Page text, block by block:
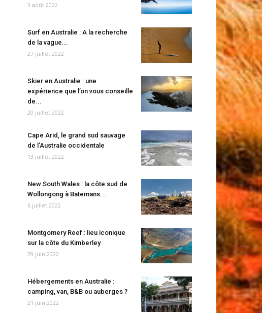
3 août 2022
Surf en Australie : A la recherche
de la vague...
27 juillet 2022
Skier en Australie : une
expérience que l’on vous conseille
de...
20 juillet 2022
Cape Arid, le grand sud sauvage
de l’Australie occidentale
13 juillet 2022
New South Wales : la côte sud de
Wollongong à Batemans...
6 juillet 2022
Montgomery Reef : lieu iconique
sur la côte du Kimberley
29 juin 2022
Hébergements en Australie :
camping, van, B&B ou auberges ?
21 juin 2022